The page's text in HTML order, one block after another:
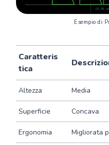
Esempio di
Caratteris
tica
Altezza Media
Superficie Concava
Ergonomia Migliorata